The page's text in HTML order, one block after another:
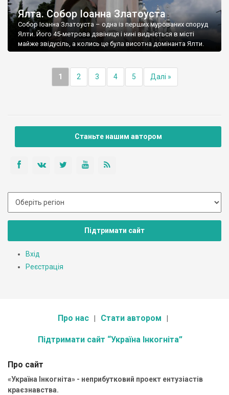
Ялта. Собор Іоанна Златоуста
Собор Іоанна Златоуста – одна із перших мурованих споруд
Ялти. Його 45-метрова дзвіниця і нині видніється в місті
майже звідусіль, а колись це була висотна домінанта Ялти.
1 2 3 4 5 Далі »
Станьте нашим автором
Підтримати сайт
Вхід
Реєстрація
Про нас Стати автором
Підтримати сайт “Україна Інкогніта”
Про сайт
«Україна Інкогніта» - неприбутковий проект ентузіастів
краєзнавства.